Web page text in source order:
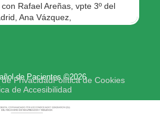
Rafael Areñas, vpte 3º del
Ana Vázquez,
Galicia, Antón Acevedo, d
4 Twitter
de Pacientes
de Pacientes ©2026
PrivacidadPolítica de Cookies
de Accesibilidad